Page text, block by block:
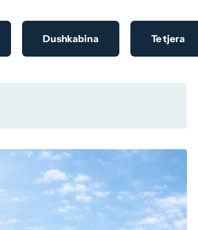
Dushkabina Te tjera